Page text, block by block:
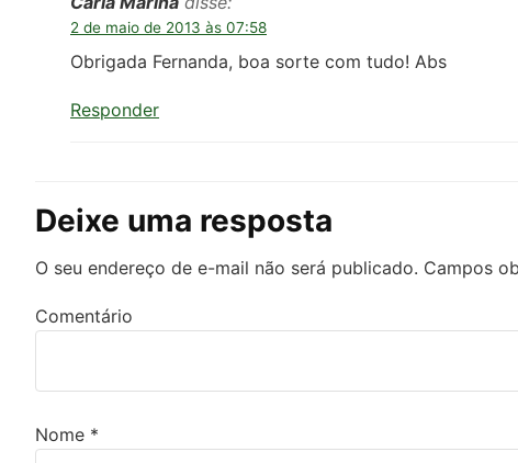
2 de maio de 2013 às 07:58
Obrigada Fernanda, boa sorte com tudo! Abs
Responder
Deixe uma resposta
O seu endereço de e-mail não será publicado. Campos
Comentário
Nome *